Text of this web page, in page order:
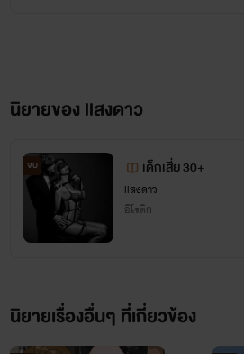
นิยายของ llสงดาว
จบ เด็กเสี่ย 30+
llสงดาว
อีโรติก
นิยายเรื่องอื่นๆ ที่เกี่ยวข้อง